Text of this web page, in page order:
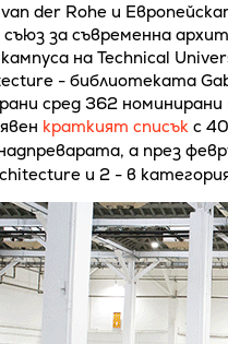
der Rohe и
съюз за съвременна
на Technical
- библиотеката
сред 362
краткият списъкс 40
а през
и 2 - в